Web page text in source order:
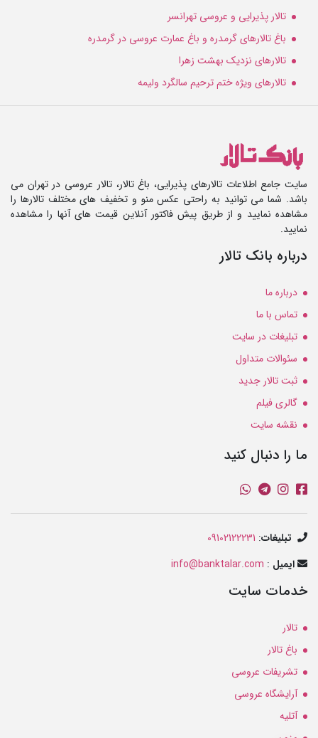
تالار پذیرایی و عروسی تهرانسر
باغ تالارهای گرمدره و باغ عمارت عروسی در گرمدره
تالارهای نزدیک بهشت زهرا
تالارهای ویژه ختم ترحیم سالگرد ولیمه
سایت جامع اطلاعات تالارهای پذیرایی، باغ تالار، تالار عروسی در تهران می
باشد. شما می توانید به راحتی عکس منو و تخفیف های مختلف تالارها را
مشاهده نمایید و از طریق پیش فاکتور آنلاین قیمت های آنها را مشاهده
نمایید.
درباره بانک تالار
درباره ما
تماس با ما
تبلیغات در سایت
سئوالات متداول
ثبت تالار جدید
گالری فیلم
نقشه سایت
ما را دنبال کنید
تبلیغات:
09102122231
ایمیل :
info@banktalar.com
خدمات سایت
تالار
باغ تالار
تشریفات عروسی
آرایشگاه عروسی
آتلیه